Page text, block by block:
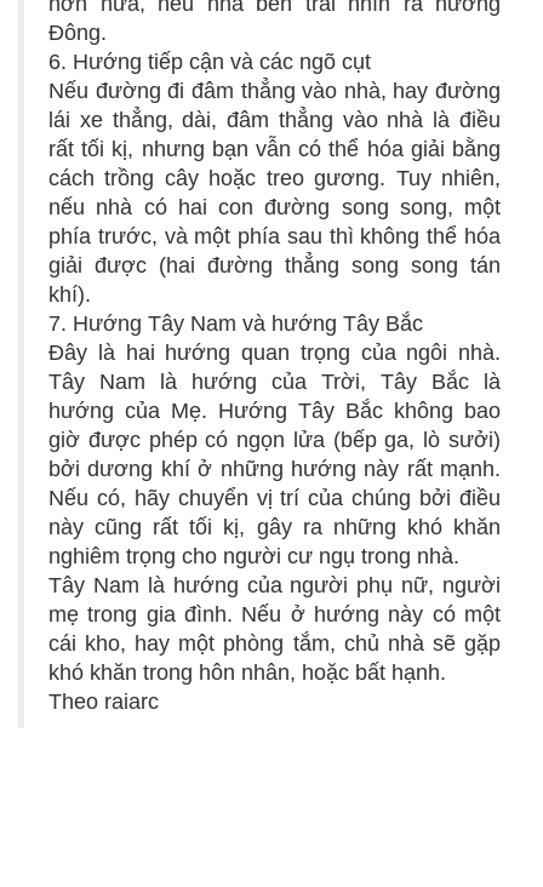
Đông.
6. Hướng tiếp cận và các ngõ cụt
Nếu đường đi đâm thẳng vào nhà, hay đường
lái xe thẳng, dài, đâm thẳng vào nhà là điều
rất tối kị, nhưng bạn vẫn có thể hóa giải bằng
cách trồng cây hoặc treo gương. Tuy nhiên,
nếu nhà có hai con đường song song, một
phía trước, và một phía sau thì không thể hóa
giải được (hai đường thẳng song song tán
khí).
7. Hướng Tây Nam và hướng Tây Bắc
Đây là hai hướng quan trọng của ngôi nhà.
Tây Nam là hướng của Trời, Tây Bắc là
hướng của Mẹ. Hướng Tây Bắc không bao
giờ được phép có ngọn lửa (bếp ga, lò sưởi)
bởi dương khí ở những hướng này rất mạnh.
Nếu có, hãy chuyển vị trí của chúng bởi điều
này cũng rất tối kị, gây ra những khó khăn
nghiêm trọng cho người cư ngụ trong nhà.
Tây Nam là hướng của người phụ nữ, người
mẹ trong gia đình. Nếu ở hướng này có một
cái kho, hay một phòng tắm, chủ nhà sẽ gặp
khó khăn trong hôn nhân, hoặc bất hạnh.
Theo raiarc